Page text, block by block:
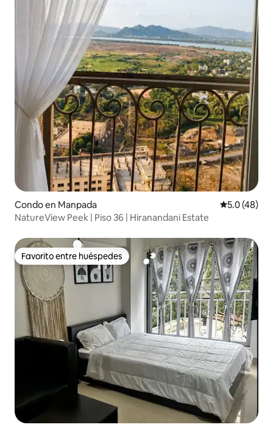
Condo en Manpada Calificación
5.0 (48)
NatureView Peek | Piso 36 | Hiranandani Estate
Favorito entre huéspedes
Favorito entre huéspedes